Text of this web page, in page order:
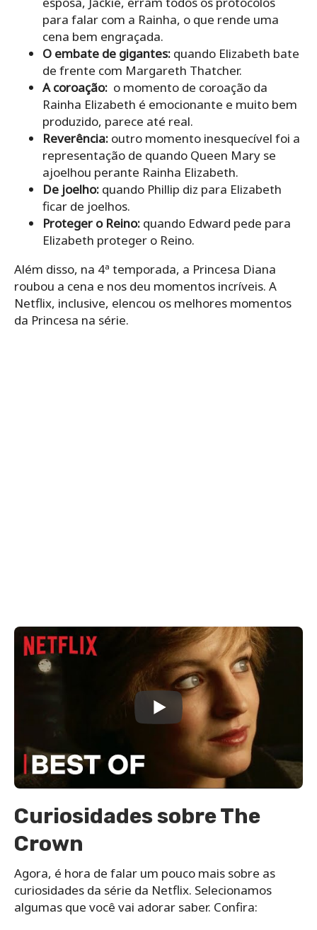
para falar com a Rainha, o que rende uma
cena bem engraçada.
O embate de gigantes: quando Elizabeth bate
de frente com Margareth Thatcher.
A coroação: o momento de coroação da
Rainha Elizabeth é emocionante e muito bem
produzido, parece até real.
Reverência: outro momento inesquecível foi a
representação de quando Queen Mary se
ajoelhou perante Rainha Elizabeth.
De joelho: quando Phillip diz para Elizabeth
ficar de joelhos.
Proteger o Reino: quando Edward pede para
Elizabeth proteger o Reino.
Além disso, na 4ª temporada, a Princesa Diana
roubou a cena e nos deu momentos incríveis. A
Netflix, inclusive, elencou os melhores momentos
da Princesa na série.
Curiosidades sobre The
Crown
Agora, é hora de falar um pouco mais sobre as
curiosidades da série da Netflix. Selecionamos
algumas que você vai adorar saber. Confira: